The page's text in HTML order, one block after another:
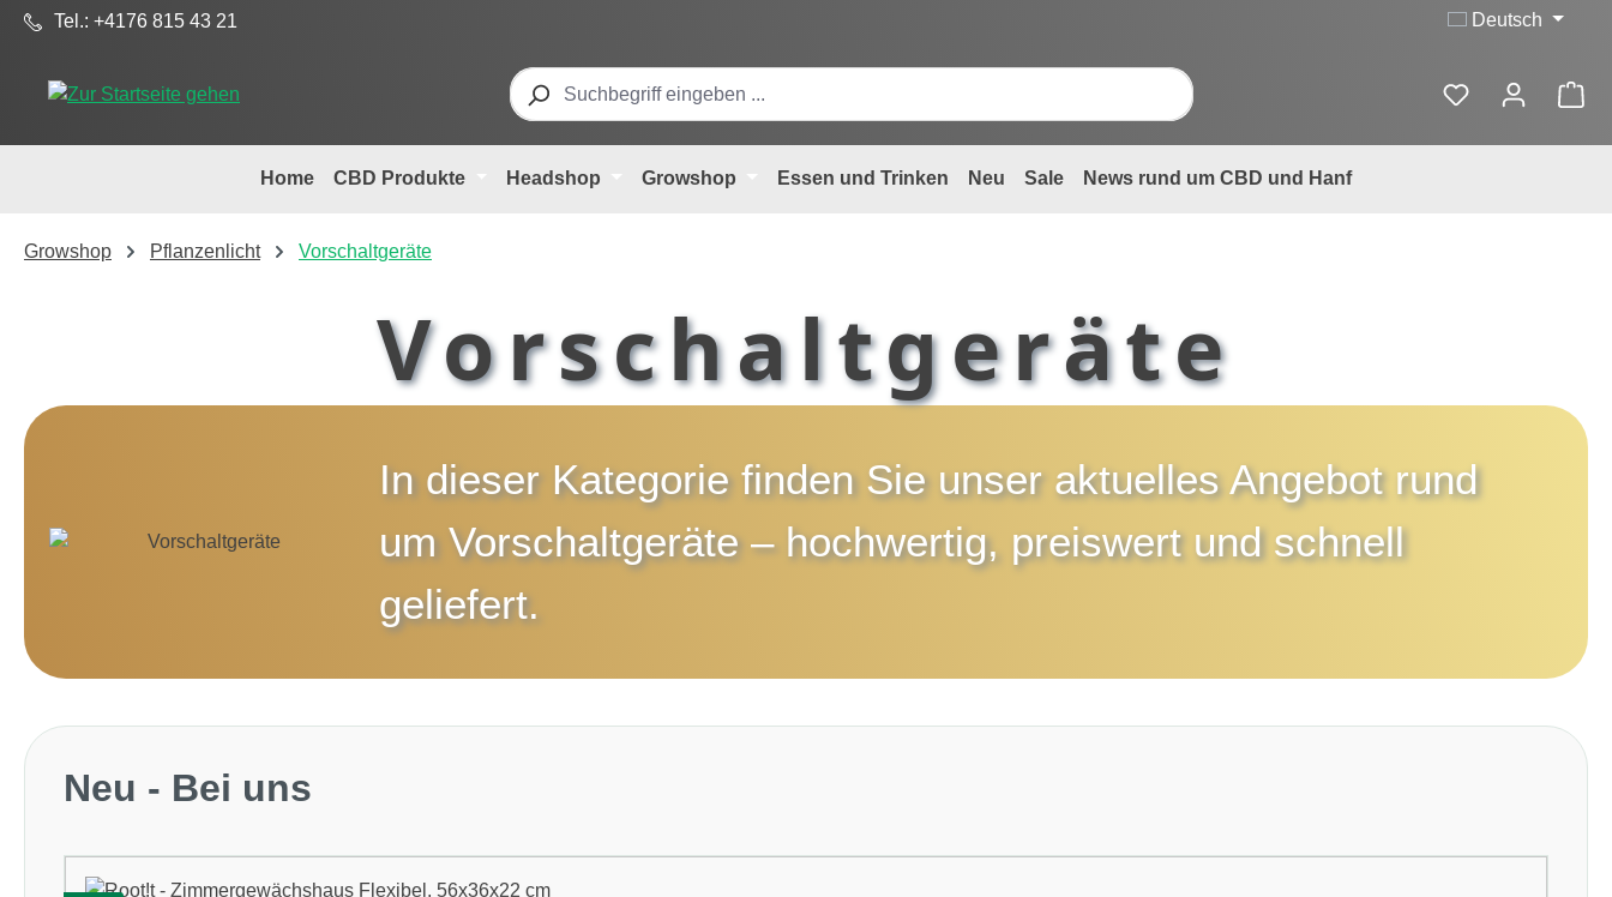
Hauptinhalt springen
Zur Suche springen
Zur Hauptnavigation springen
Tel.: +4176 815 43 21 Deutsch
Home CBD Produkte Headshop Growshop Essen und Trinken Neu Sale News rund um CBD und Hanf
Growshop Pflanzenlicht Vorschaltgeräte
Vorschaltgeräte
In dieser Kategorie finden Sie unser aktuelles Angebot rund
um Vorschaltgeräte– hochwertig, preiswert und schnell
geliefert.
Produktgalerie überspringen
Neu - Bei uns